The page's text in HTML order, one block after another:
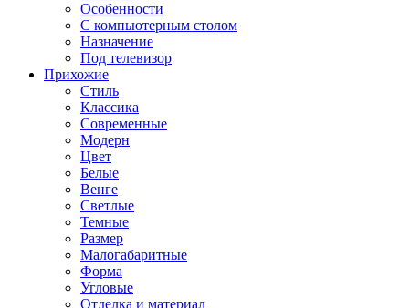
Особенности
С компьютерным столом
Назначение
Под телевизор
Прихожие
Стиль
Классика
Современные
Модерн
Цвет
Белые
Венге
Светлые
Темные
Размер
Малогабаритные
Форма
Угловые
Отделка и материал